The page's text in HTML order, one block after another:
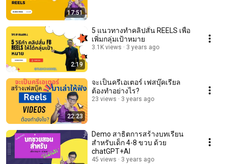
17:51
2:19
5 แนวทางทำคลิปสั่น REELS เพื่อ
เพิ่มกลุ่มเป้าหมาย
3.1K views 3 years ago
22:23
จะเป็นครีเอเตอร์ เฟสบุ๊คเรียล
ต้องทำอย่างไร?
23 views 3 years ago
Demo สาธิตการสร้างบทเรียน
สำหรับเด็ก 4-8 ขวบ ด้วย
chatGPT+AI
45 views 3 years ago